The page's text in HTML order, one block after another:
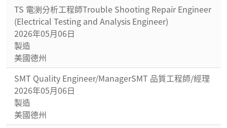
TS 電测分析工程師Trouble Shooting Repair Engineer
(Electrical Testing and Analysis Engineer)
2026年05月06日
製造
美國德州
SMT Quality Engineer/ManagerSMT 品質工程師/經理
2026年05月06日
製造
美國德州